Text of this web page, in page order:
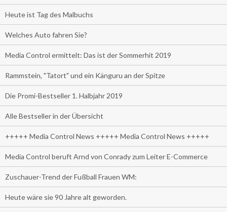
Heute ist Tag des Malbuchs
Welches Auto fahren Sie?
Media Control ermittelt: Das ist der Sommerhit 2019
Rammstein, "Tatort" und ein Känguru an der Spitze
Die Promi-Bestseller 1. Halbjahr 2019
Alle Bestseller in der Übersicht
+++++ Media Control News +++++ Media Control News +++++
Media Control beruft Arnd von Conrady zum Leiter E-Commerce
Zuschauer-Trend der Fußball Frauen WM:
Heute wäre sie 90 Jahre alt geworden.